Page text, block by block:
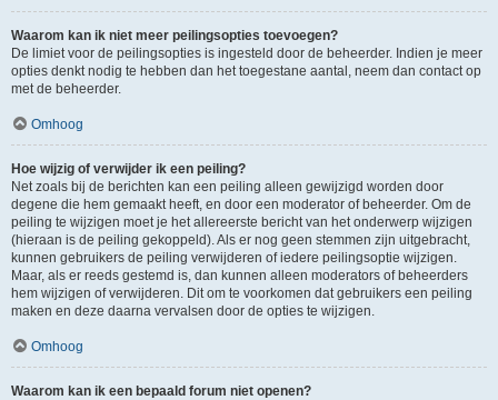
Waarom kan ik niet meer peilingsopties toevoegen?
De limiet voor de peilingsopties is ingesteld door de beheerder. Indien je meer
opties denkt nodig te hebben dan het toegestane aantal, neem dan contact op
met de beheerder.
Omhoog
Hoe wijzig of verwijder ik een peiling?
Net zoals bij de berichten kan een peiling alleen gewijzigd worden door
degene die hem gemaakt heeft, en door een moderator of beheerder. Om de
peiling te wijzigen moet je het allereerste bericht van het onderwerp wijzigen
(hieraan is de peiling gekoppeld). Als er nog geen stemmen zijn uitgebracht,
kunnen gebruikers de peiling verwijderen of iedere peilingsoptie wijzigen.
Maar, als er reeds gestemd is, dan kunnen alleen moderators of beheerders
hem wijzigen of verwijderen. Dit om te voorkomen dat gebruikers een peiling
maken en deze daarna vervalsen door de opties te wijzigen.
Omhoog
Waarom kan ik een bepaald forum niet openen?